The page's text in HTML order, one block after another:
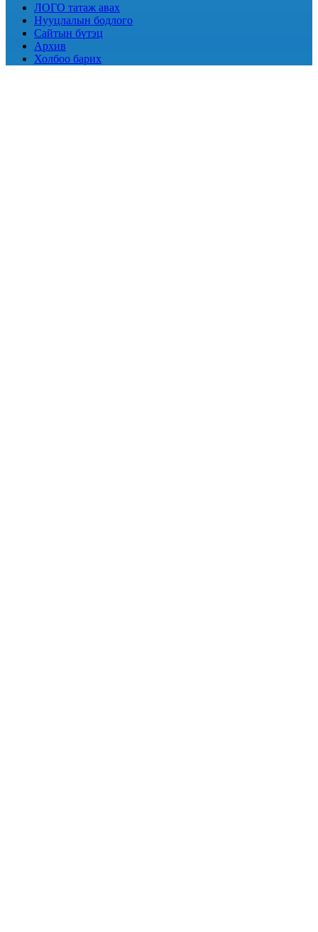
ЛОГО татаж авах
Нууцлалын бодлого
Сайтын бүтэц
Архив
Холбоо барих